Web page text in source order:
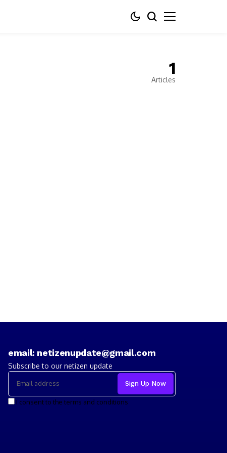
1
Articles
email: netizenupdate@gmail.com
Subscribe to our netizen update
I consent to the terms and conditions